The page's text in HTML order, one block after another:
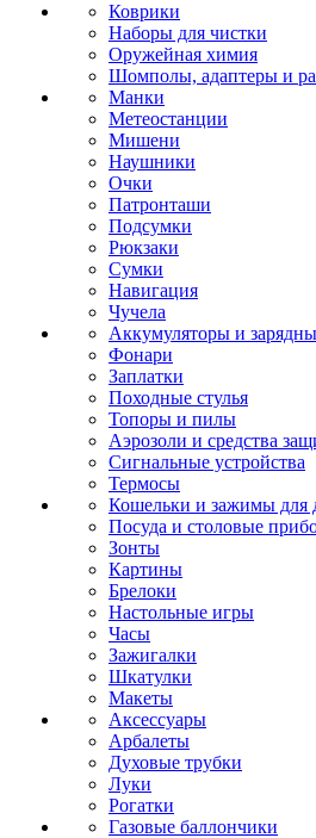
Коврики
Наборы для чистки
Оружейная химия
Шомполы, адаптеры и
Манки
Метеостанции
Мишени
Наушники
Очки
Патронташи
Подсумки
Рюкзаки
Сумки
Навигация
Чучела
Аккумуляторы и
Фонари
Заплатки
Походные стулья
Топоры и пилы
Аэрозоли и средства
Сигнальные устройства
Термосы
Кошельки и зажимы для
Посуда и столовые
Зонты
Картины
Брелоки
Настольные игры
Часы
Зажигалки
Шкатулки
Макеты
Аксессуары
Арбалеты
Духовые трубки
Луки
Рогатки
Газовые баллончики